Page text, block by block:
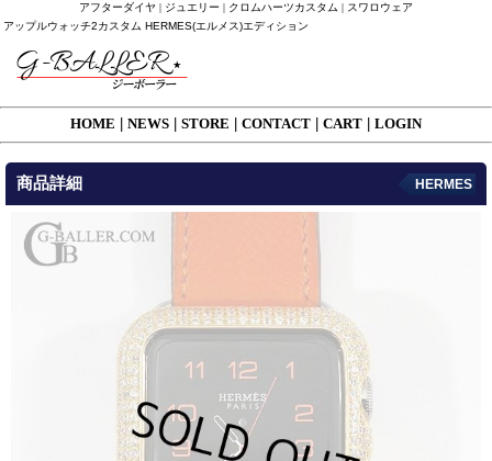
アフターダイヤ | ジュエリー | クロムハーツカスタム | スワロウェア
アップルウォッチ2カスタム HERMES(エルメス)エディション
HOME NEWS STORE CONTACT CART LOGIN
商品詳細 HERMES